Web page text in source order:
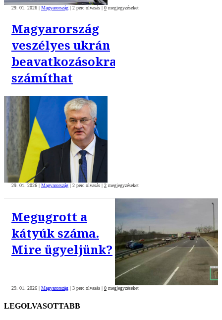
29. 01. 2026 Magyarország 2 perc olvasás 0 megjegyzéseket
Magyarország
veszélyes ukrán
beavatkozásokra
számíthat
29. 01. 2026 | Magyarország | 2 perc olvasás | 2 megjegyzéseket
Megugrott a
kátyúk száma.
Mire ügyeljünk?
29. 01. 2026 | Magyarország | 3 perc olvasás | 0 megjegyzéseket
LEGOLVASOTTABB